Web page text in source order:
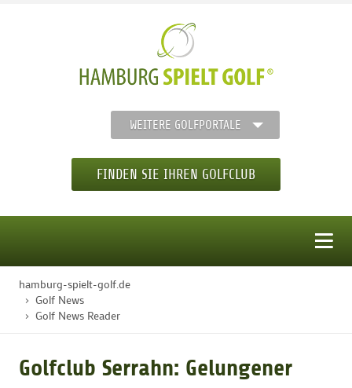
WEITERE GOLFPORTALE
FINDEN SIE IHREN GOLFCLUB
STARTSEITE
hamburg-spielt-golf.de
Golf News
Golf News Reader
Golfclub Serrahn: Gelungener